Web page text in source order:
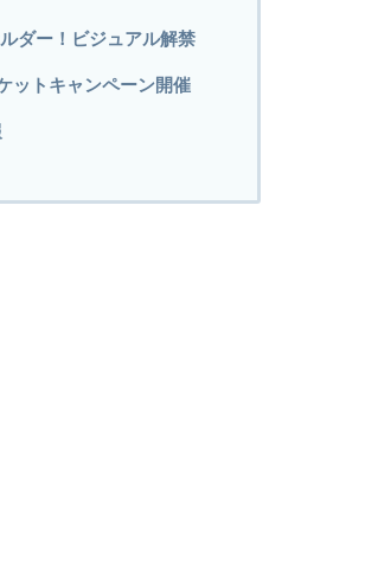
ダー！ビジュアル解禁
ットキャンペーン開催